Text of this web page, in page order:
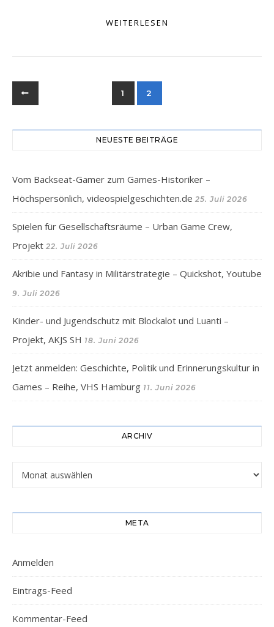
WEITERLESEN
1 2
NEUESTE BEITRÄGE
Vom Backseat-Gamer zum Games-Historiker –
Höchspersönlich, videospielgeschichten.de 25. Juli 2026
Spielen für Gesellschaftsräume – Urban Game Crew,
Projekt 22. Juli 2026
Akribie und Fantasy in Militärstrategie – Quickshot, Youtube
9. Juli 2026
Kinder- und Jugendschutz mit Blockalot und Luanti –
Projekt, AKJS SH 18. Juni 2026
Jetzt anmelden: Geschichte, Politik und Erinnerungskultur in
Games – Reihe, VHS Hamburg 11. Juni 2026
ARCHIV
META
Anmelden
Eintrags-Feed
Kommentar-Feed